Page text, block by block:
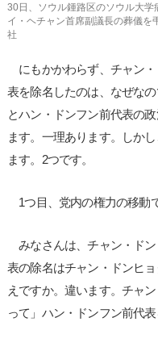
30日、ソウル鍾路区のソウル大
イ・ヘチャン首席副議長の葬儀を
社
にもかかわらず、チャン
表を除名したのは、なぜな
とハン・ドンフン前代表の
ます。一理あります。しか
ます。2つです。
1つ目、党内の権力の移動で
みなさんは、チャン・ド
表の除名はチャン・ドンヒ
えですか。違います。チャ
って」ハン・ドンフン前代